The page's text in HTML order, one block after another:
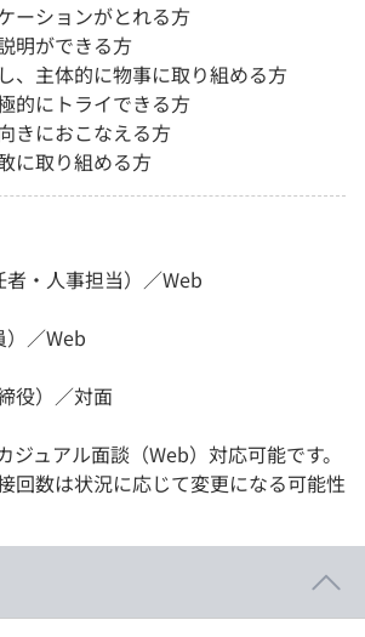
ーションがとれる方
明ができる方
、主体的に物事に取り組める方
的にトライできる方
きにおこなえる方
に取り組める方
・人事担当）／Web
／Web
役）／対面
ュアル面談（Web）対応可能です。
回数は状況に応じて変更になる可能性